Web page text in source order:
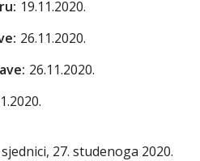
19.11.2020.
26.11.2020.
26.11.2020.
27. studenoga 2020.